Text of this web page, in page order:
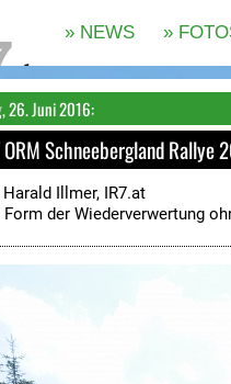
26. Juni 2016:
Schneebergland Rallye
Harald Illmer, IR7.at
der Wiederverwertung